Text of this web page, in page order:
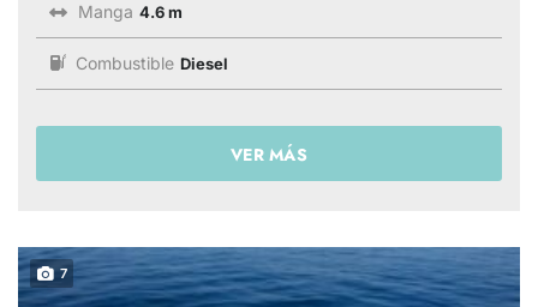
Manga 4.6 m
Combustible Diesel
VER MÁS
7